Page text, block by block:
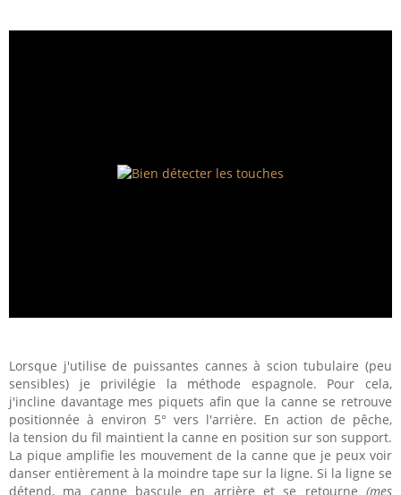
Lorsque j'utilise de puissantes cannes à scion tubulaire (peu
sensibles) je privilégie la méthode espagnole. Pour cela,
j'incline davantage mes piquets afin que la canne se retrouve
positionnée à environ 5° vers l'arrière. En action de pêche,
la tension du fil maintient la canne en position sur son support.
La pique amplifie les mouvement de la canne que je peux voir
danser entièrement à la moindre tape sur la ligne. Si la ligne se
détend, ma canne bascule en arrière et se retourne (mes